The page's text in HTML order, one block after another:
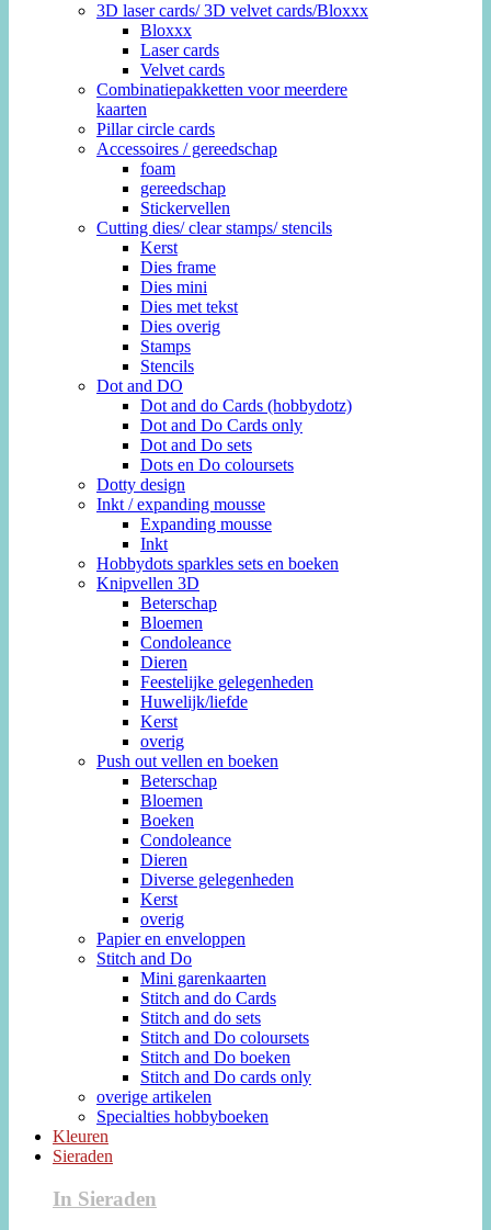
3D laser cards/ 3D velvet cards/Bloxxx
Bloxxx
Laser cards
Velvet cards
Combinatiepakketten voor meerdere
kaarten
Pillar circle cards
Accessoires / gereedschap
foam
gereedschap
Stickervellen
Cutting dies/ clear stamps/ stencils
Kerst
Dies frame
Dies mini
Dies met tekst
Dies overig
Stamps
Stencils
Dot and DO
Dot and do Cards (hobbydotz)
Dot and Do Cards only
Dot and Do sets
Dots en Do coloursets
Dotty design
Inkt / expanding mousse
Expanding mousse
Inkt
Hobbydots sparkles sets en boeken
Knipvellen 3D
Beterschap
Bloemen
Condoleance
Dieren
Feestelijke gelegenheden
Huwelijk/liefde
Kerst
overig
Push out vellen en boeken
Beterschap
Bloemen
Boeken
Condoleance
Dieren
Diverse gelegenheden
Kerst
overig
Papier en enveloppen
Stitch and Do
Mini garenkaarten
Stitch and do Cards
Stitch and do sets
Stitch and Do coloursets
Stitch and Do boeken
Stitch and Do cards only
overige artikelen
Specialties hobbyboeken
Kleuren
Sieraden
In Sieraden